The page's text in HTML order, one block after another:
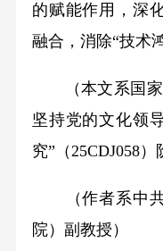
的赋能作用，深
融合，消除“技术
（本文系国家
坚持党的文化领
究”（25CDJ058）
（作者系中共
院）副教授）